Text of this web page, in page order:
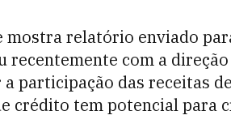
mostra relatório enviado
recentemente com a
a participação das receitas
crédito tem potencial para